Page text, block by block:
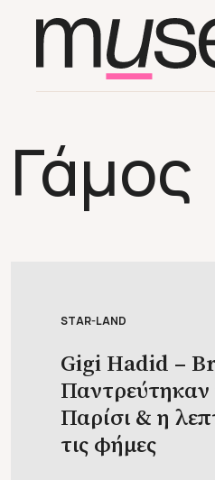
Γάμος
STAR-LAND
Gigi Hadid –
Παρίσι & η
τις φήμες